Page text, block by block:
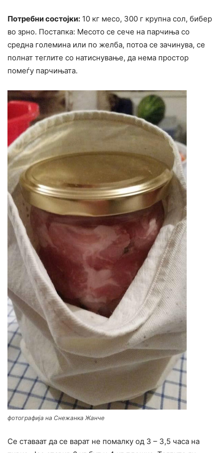
Потребни состојки: 10 кг месо, 300 г крупна сол, бибер
во зрно. Постапка: Месото се сече на парчиња со
средна големина или по желба, потоа се зачинува, се
полнат теглите со натиснување, да нема простор
помеѓу парчињата.
фотографија на Снежанка Жанче
Се ставаат да се варат не помалку од 3 – 3,5 часа на